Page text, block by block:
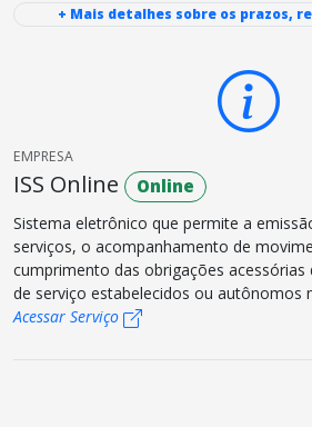
+ Mais detalhes sobre os prazos,
EMPRESA
ISS Online Online
Sistema eletrônico que permite a
serviços, o acompanhamento de
cumprimento das obrigações acessórias
de serviço estabelecidos ou autônomos
Acessar Serviço